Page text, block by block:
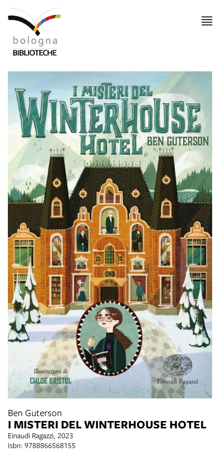
Ben Guterson
I MISTERI DEL WINTERHOUSE HOTEL
Einaudi Ragazzi, 2023
Isbn: 9788866568155